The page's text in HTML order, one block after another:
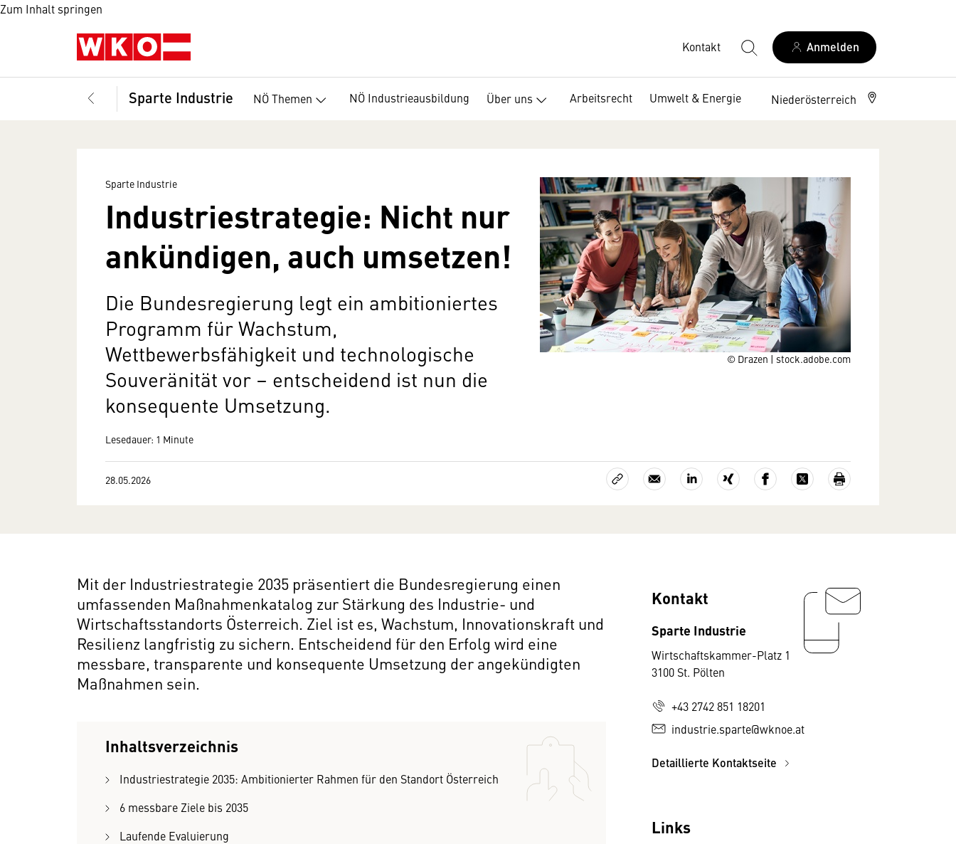
Zum Inhalt springen
Kontakt Anmelden
Sparte Industrie NÖ Themen NÖ Industrieausbildung Über uns Arbeitsrecht Umwelt & Energie Niederösterreich
© Drazen | stock.adobe.com
Sparte Industrie
Industriestrategie: Nicht nur
ankündigen, auch umsetzen!
Die Bundesregierung legt ein ambitioniertes
Programm für Wachstum,
Wettbewerbsfähigkeit und technologische
Souveränität vor – entscheidend ist nun die
konsequente Umsetzung.
Lesedauer: 1 Minute
28.05.2026
Mit der Industriestrategie 2035 präsentiert die Bundesregierung einen
umfassenden Maßnahmenkatalog zur Stärkung des Industrie- und
Wirtschaftsstandorts Österreich. Ziel ist es, Wachstum, Innovationskraft und
Resilienz langfristig zu sichern. Entscheidend für den Erfolg wird eine
messbare, transparente und konsequente Umsetzung der angekündigten
Maßnahmen sein.
Inhaltsverzeichnis
Industriestrategie 2035: Ambitionierter Rahmen für den Standort Österreich
6 messbare Ziele bis 2035
Laufende Evaluierung
Kontakt
Sparte Industrie
Wirtschaftskammer-Platz 1
3100 St. Pölten
+43 2742 851 18201
industrie.sparte@wknoe.at
Detaillierte Kontaktseite
Links